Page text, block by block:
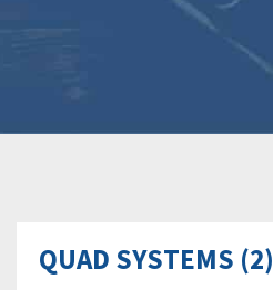
QUAD SYSTEMS (2)